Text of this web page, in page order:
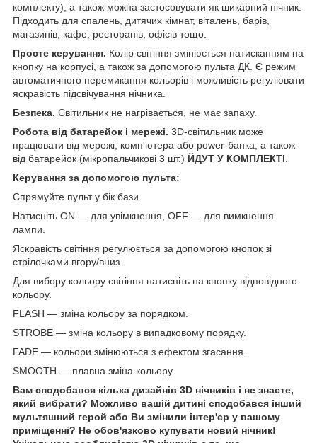
комплекту), а також можна застосовувати як шикарний нічник.
Підходить для спалень, дитячих кімнат, віталень, барів,
магазинів, кафе, ресторанів, офісів тощо.
Просте керування. Колір світіння змінюється натисканням на
кнопку на корпусі, а також за допомогою пульта ДК. Є режим
автоматичного перемикання кольорів і можливість регулювати
яскравість підсвічування нічника.
Безпека. Світильник не нагрівається, не має запаху.
Робота від батарейок і мережі. 3D-світильник може
працювати від мережі, комп'ютера або power-банка, а також
від батарейок (мікропальчикові 3 шт.) ЙДУТ У КОМПЛЕКТІ
Керування за допомогою пульта:
Спрямуйте пульт у бік бази.
Натисніть ON — для увімкнення, OFF — для вимкнення
лампи.
Яскравість світіння регулюється за допомогою кнопок зі
стрілочками вгору/вниз.
Для вибору кольору світіння натисніть на кнопку відповідного
кольору.
FLASH — зміна кольору за порядком.
STROBE — зміна кольору в випадковому порядку.
FADE — кольори змінюються з ефектом згасання.
SMOOTH — плавна зміна кольору.
Вам сподобався кілька дизайнів 3D нічників і не знаєте,
який вибрати? Можливо вашій дитині сподобався інший
мультяшний герой або Ви змінили інтер'єр у вашому
приміщенні? Не обов'язково купувати новий нічник!